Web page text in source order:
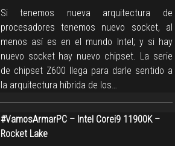
Si tenemos nueva arquitectura de
procesadores tenemos nuevo socket, al
menos así es en el mundo Intel; y si hay
nuevo socket hay nuevo chipset. La serie
de chipset Z600 llega para darle sentido a
la arquitectura híbrida de los…
#VamosArmarPC – Intel Corei9 11900K –
Rocket Lake